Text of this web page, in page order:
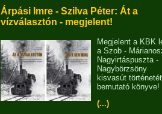
Árpási Imre - Szilva Péter: Át a
vízválasztón - megjelent!
Megjelent a KBK
a Szob -
Nagyirtáspuszta -
Nagybörzsöny
kisvasút történetét
bemutató könyve!
(...)